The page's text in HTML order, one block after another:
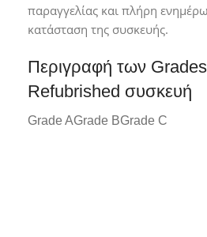
παραγγελίας και πλήρη
κατάσταση της συσκευής.
Περιγραφή των
Refubrished συσκευή
Grade AGrade BGrade C